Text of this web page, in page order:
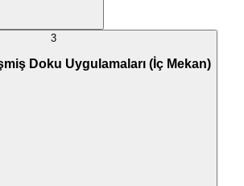
3
Doku Uygulamaları (İç Mekan)